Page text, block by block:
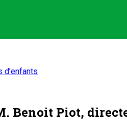
d’enfants
Benoit Piot,